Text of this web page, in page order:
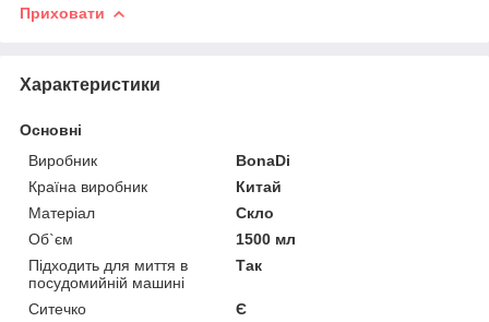
Приховати
Характеристики
Основні
Виробник
BonaDi
Країна виробник
Китай
Матеріал
Скло
Об`єм
1500 мл
Підходить для миття в
посудомийній машині
Так
Ситечко Є